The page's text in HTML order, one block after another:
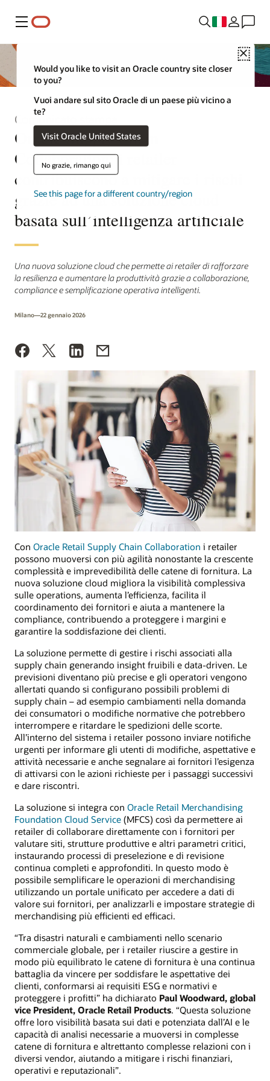
Menu
Close
Would you like to visit an Oracle country site closer
to you?
Vuoi andare sul sito Oracle di un paese più vicino a
te?
Visit Oracle United States
No grazie, rimango qui
See this page for a different country/region
Comunicato stampa
Oracle Supply Chain
Collaboration: i retailer
contribuiscono a mitigare i rischi
grazie ad una soluzione cloud
basata sull’intelligenza artificiale
Una nuova soluzione cloud che permette ai retailer di rafforzare
la resilienza e aumentare la produttività grazie a collaborazione,
compliance e semplificazione operativa intelligenti.
Milano—22 gennaio 2026
Con Oracle Retail Supply Chain Collaboration i retailer
possono muoversi con più agilità nonostante la crescente
complessità e imprevedibilità delle catene di fornitura. La
nuova soluzione cloud migliora la visibilità complessiva
sulle operations, aumenta l’efficienza, facilita il
coordinamento dei fornitori e aiuta a mantenere la
compliance, contribuendo a proteggere i margini e
garantire la soddisfazione dei clienti.
La soluzione permette di gestire i rischi associati alla
supply chain generando insight fruibili e data-driven. Le
previsioni diventano più precise e gli operatori vengono
allertati quando si configurano possibili problemi di
supply chain – ad esempio cambiamenti nella domanda
dei consumatori o modifiche normative che potrebbero
interrompere e ritardare le spedizioni delle scorte.
All’interno del sistema i retailer possono inviare notifiche
urgenti per informare gli utenti di modifiche, aspettative e
attività necessarie e anche segnalare ai fornitori l’esigenza
di attivarsi con le azioni richieste per i passaggi successivi
e dare riscontri.
La soluzione si integra con Oracle Retail Merchandising
Foundation Cloud Service (MFCS) così da permettere ai
retailer di collaborare direttamente con i fornitori per
valutare siti, strutture produttive e altri parametri critici,
instaurando processi di preselezione e di revisione
continua completi e approfonditi. In questo modo è
possibile semplificare le operazioni di merchandising
utilizzando un portale unificato per accedere a dati di
valore sui fornitori, per analizzarli e impostare strategie di
merchandising più efficienti ed efficaci.
“Tra disastri naturali e cambiamenti nello scenario
commerciale globale, per i retailer riuscire a gestire in
modo più equilibrato le catene di fornitura è una continua
battaglia da vincere per soddisfare le aspettative dei
clienti, conformarsi ai requisiti ESG e normativi e
proteggere i profitti” ha dichiarato Paul Woodward, global
vice President, Oracle Retail Products. “Questa soluzione
offre loro visibilità basata sui dati e potenziata dall’AI e le
capacità di analisi necessarie a muoversi in complesse
catene di fornitura e altrettanto complesse relazioni con i
diversi vendor, aiutando a mitigare i rischi finanziari,
operativi e reputazionali”.